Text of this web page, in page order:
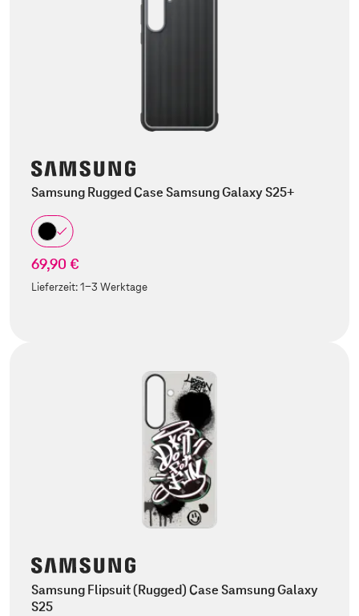
Samsung Rugged Case Samsung Galaxy S25+
69,90 €
Lieferzeit:1-3 Werktage
Samsung Flipsuit (Rugged) Case Samsung Galaxy
S25